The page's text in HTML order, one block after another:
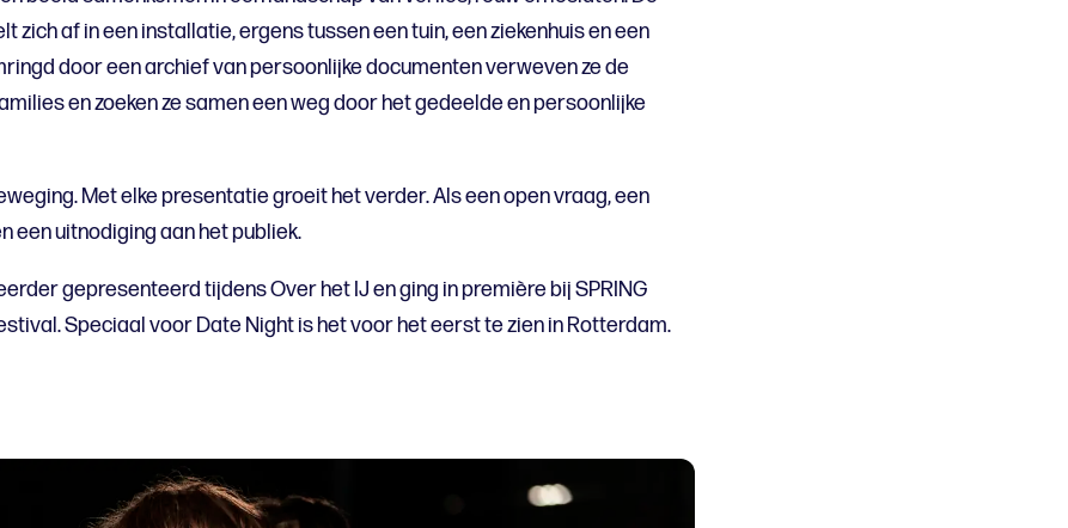
zich af in een installatie, ergens tussen een tuin, een ziekenhuis en een
door een archief van persoonlijke documenten verweven ze de
en zoeken ze samen een weg door het gedeelde en persoonlijke
Met elke presentatie groeit het verder. Als een open vraag, een
een uitnodiging aan het publiek.
gepresenteerd tijdens Over het IJ en ging in première bij SPRING
Speciaal voor Date Night is het voor het eerst te zien in Rotterdam.